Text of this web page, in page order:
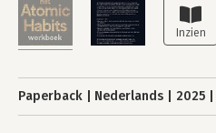
Paperback Nederlands 2025